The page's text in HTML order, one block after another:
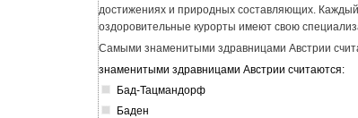
достижениях и природных составляющих.
оздоровительные курорты имеют свою
Самыми знаменитыми здравницами Австрии
знаменитыми здравницами Австрии считаются:
Бад-Тацмандорф
Баден